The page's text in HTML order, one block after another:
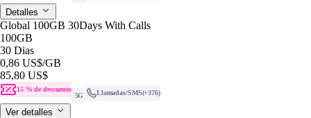
Detalles
Global 100GB 30Days With Calls
100GB
30 Dias
0,86 US$/GB
85,80 US$
15 % de descuento
5G
Llamadas/SMS(+376)
Ver detalles